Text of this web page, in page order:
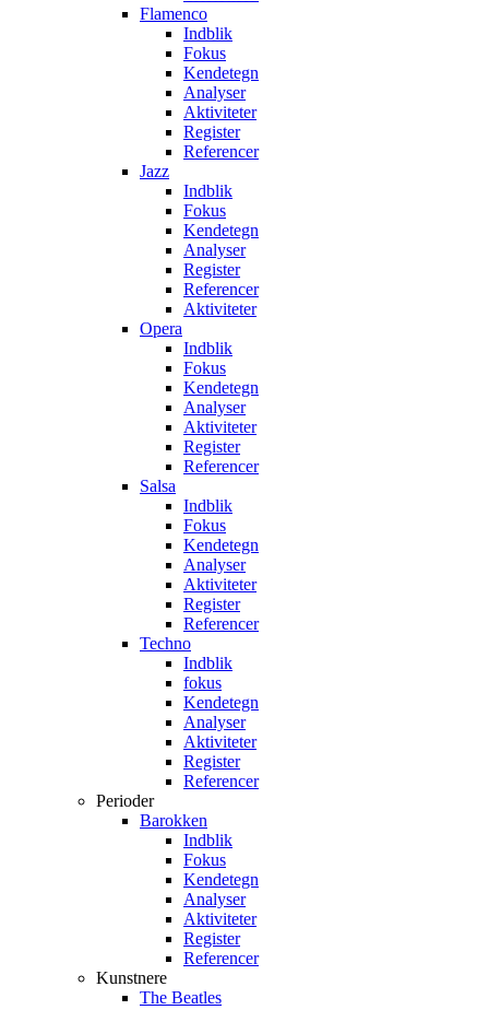
Flamenco
Indblik
Fokus
Kendetegn
Analyser
Aktiviteter
Register
Referencer
Jazz
Indblik
Fokus
Kendetegn
Analyser
Register
Referencer
Aktiviteter
Opera
Indblik
Fokus
Kendetegn
Analyser
Aktiviteter
Register
Referencer
Salsa
Indblik
Fokus
Kendetegn
Analyser
Aktiviteter
Register
Referencer
Techno
Indblik
fokus
Kendetegn
Analyser
Aktiviteter
Register
Referencer
Perioder
Barokken
Indblik
Fokus
Kendetegn
Analyser
Aktiviteter
Register
Referencer
Kunstnere
The Beatles